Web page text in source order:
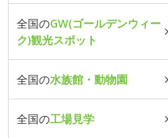
全国のGW(ゴールデンウィー
ク)観光スポット
全国の水族館・動物園
全国の工場見学